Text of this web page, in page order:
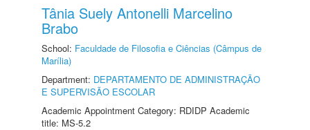
Tânia Suely Antonelli Marcelino
Brabo
School: Faculdade de Filosofia e Ciências (Câmpus de
Marília)
Department: DEPARTAMENTO DE ADMINISTRAÇÃO
E SUPERVISÃO ESCOLAR
Academic Appointment Category: RDIDP Academic
title: MS-5.2